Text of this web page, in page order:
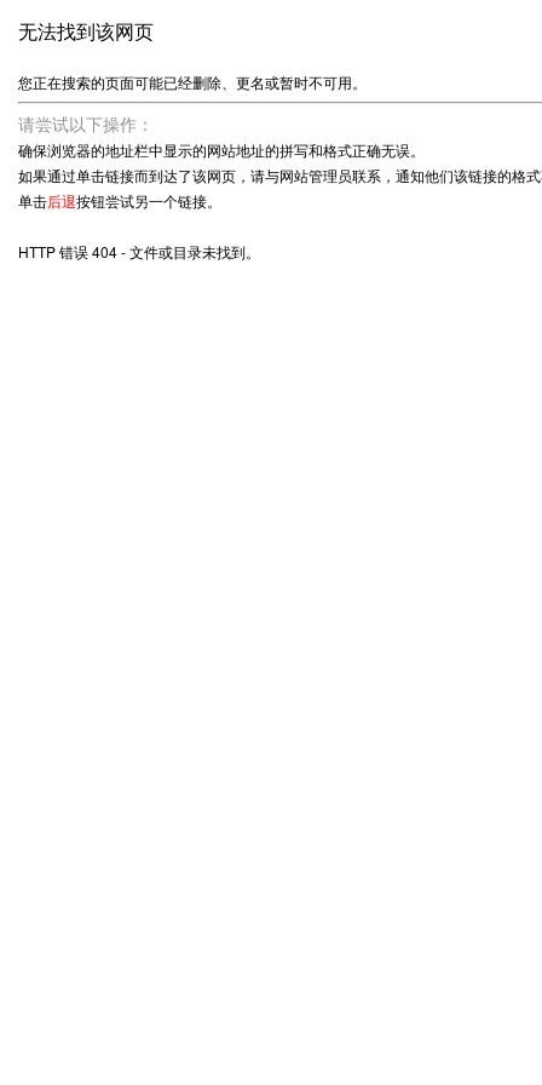
无法找到该网页
您正在搜索的页面可能已经删除、更名或暂时不可用。
请尝试以下操作：
确保浏览器的地址栏中显示的网站地址的拼写和格式正确无误。
如果通过单击链接而到达了该网页，请与网站管理员联系，通知他们该链接的格
单击后退按钮尝试另一个链接。
HTTP 错误 404 - 文件或目录未找到。